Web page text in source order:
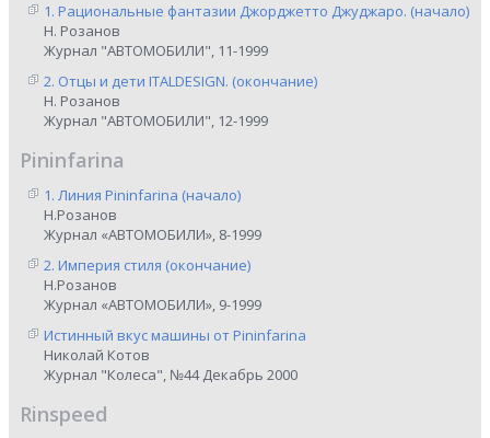
1. Рациональные фантазии Джорджетто Джуджаро. (начало)
Н. Розанов
Журнал "АВТОМОБИЛИ", 11-1999
2. Отцы и дети ITALDESIGN. (окончание)
Н. Розанов
Журнал "АВТОМОБИЛИ", 12-1999
Pininfarina
1. Линия Pininfarina (начало)
Н.Розанов
Журнал «АВТОМОБИЛИ», 8-1999
2. Империя стиля (окончание)
Н.Розанов
Журнал «АВТОМОБИЛИ», 9-1999
Истинный вкус машины от Pininfarina
Николай Котов
Журнал "Колеса", №44 Декабрь 2000
Rinspeed